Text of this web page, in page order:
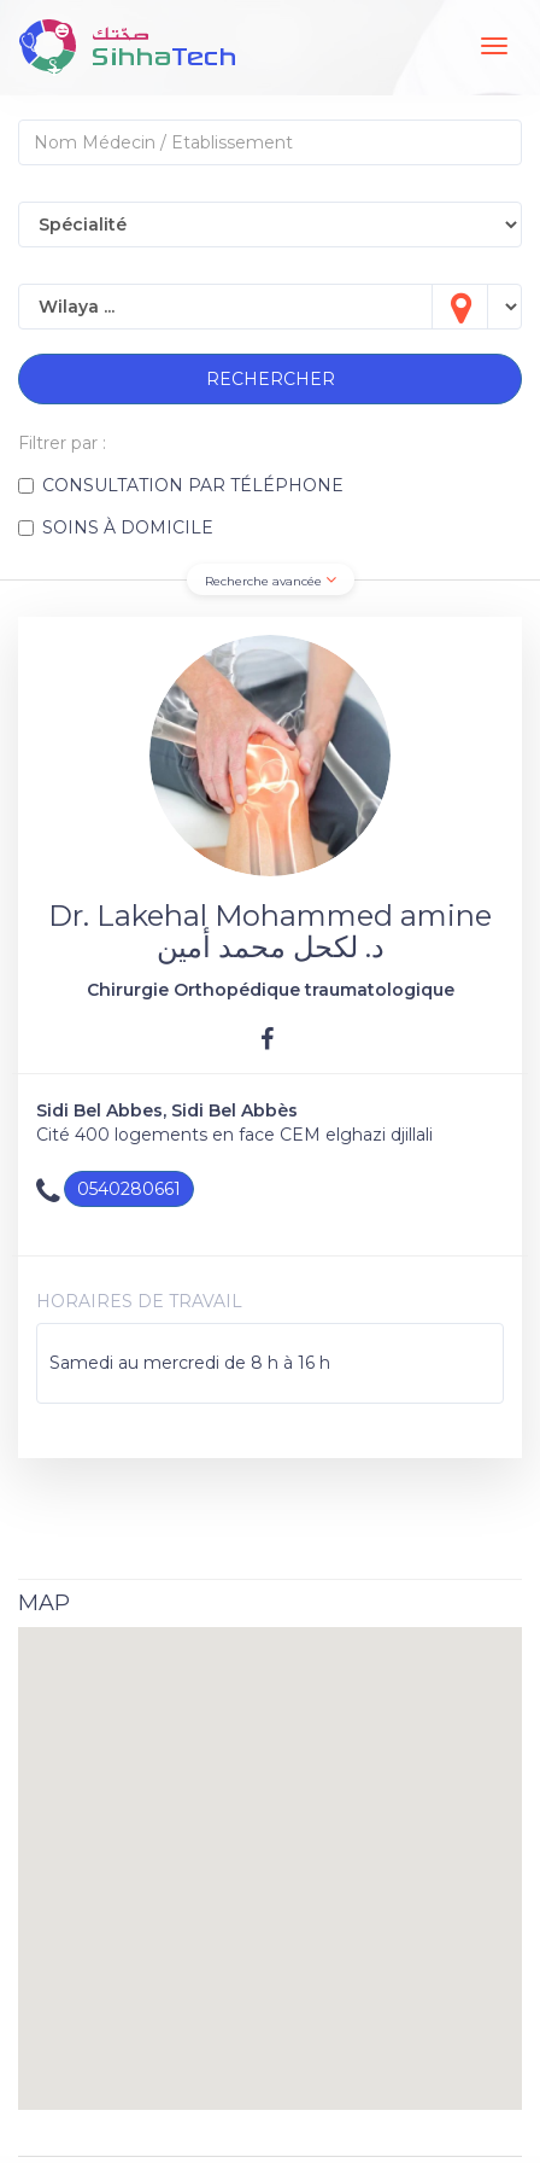
RECHERCHER
Filtrer par :
CONSULTATION PAR TÉLÉPHONE
SOINS À DOMICILE
Recherche avancée
Dr. Lakehal Mohammed amine
د. لكحل محمد أمين
Chirurgie Orthopédique traumatologique
Sidi Bel Abbes, Sidi Bel Abbès
Cité 400 logements en face CEM elghazi djillali
0540280661
HORAIRES DE TRAVAIL
Samedi au mercredi de 8 h à 16 h
MAP